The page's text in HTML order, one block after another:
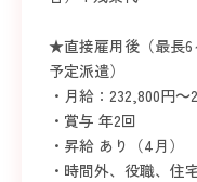
★直接雇用後（最長6
予定派遣）
・月給：232,800円
・賞与 年2回
・昇給 あり（4月）
・時間外、役職、住